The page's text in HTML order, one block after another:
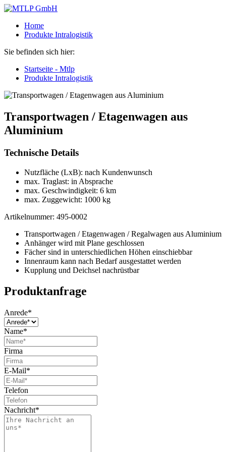
Home
Produkte Intralogistik
Sie befinden sich hier:
Startseite - Mtlp
Produkte Intralogistik
Transportwagen / Etagenwagen aus
Aluminium
Technische Details
Nutzfläche (LxB): nach Kundenwunsch
max. Traglast: in Absprache
max. Geschwindigkeit: 6 km
max. Zuggewicht: 1000 kg
Artikelnummer: 495-0002
Transportwagen / Etagenwagen / Regalwagen aus Aluminium
Anhänger wird mit Plane geschlossen
Fächer sind in unterschiedlichen Höhen einschiebbar
Innenraum kann nach Bedarf ausgestattet werden
Kupplung und Deichsel nachrüstbar
Produktanfrage
Anrede*
Name*
Firma
E-Mail*
Telefon
Nachricht*